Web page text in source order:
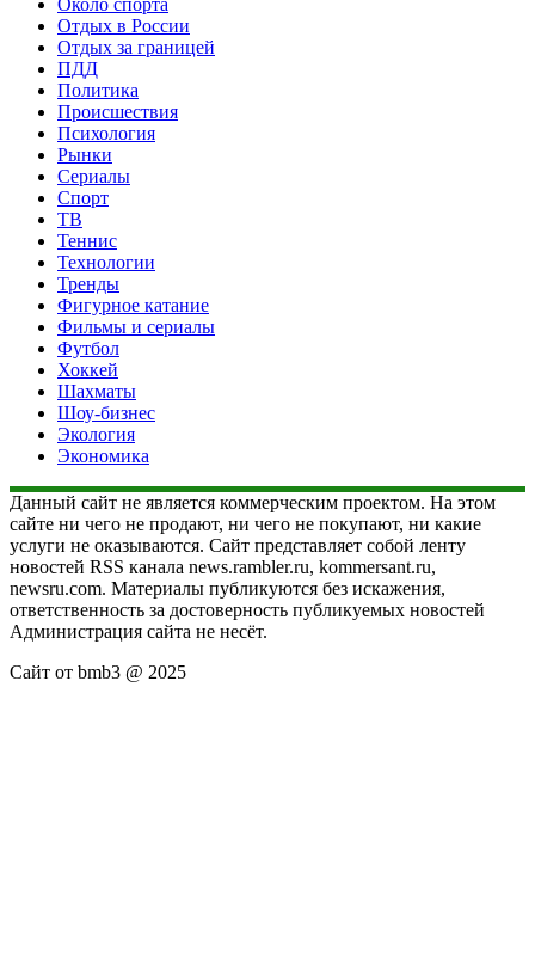
Отдых в России
Отдых за границей
ПДД
Политика
Происшествия
Психология
Рынки
Сериалы
Спорт
ТВ
Теннис
Технологии
Тренды
Фигурное катание
Фильмы и сериалы
Футбол
Хоккей
Шахматы
Шоу-бизнес
Экология
Экономика
Данный сайт не является коммерческим проектом. На этом
сайте ни чего не продают, ни чего не покупают, ни какие
услуги не оказываются. Сайт представляет собой ленту
новостей RSS канала news.rambler.ru, kommersant.ru,
newsru.com. Материалы публикуются без искажения,
ответственность за достоверность публикуемых новостей
Администрация сайта не несёт.
Сайт от bmb3 @ 2025